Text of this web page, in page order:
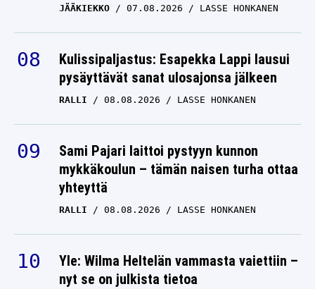
JÄÄKIEKKO 07.08.2026 LASSE HONKANEN
Kulissipaljastus: Esapekka Lappi lausui
pysäyttävät sanat ulosajonsa jälkeen
RALLI 08.08.2026 LASSE HONKANEN
Sami Pajari laittoi pystyyn kunnon
mykkäkoulun – tämän naisen turha ottaa
yhteyttä
RALLI 08.08.2026 LASSE HONKANEN
Yle: Wilma Heltelän vammasta vaiettiin –
nyt se on julkista tietoa